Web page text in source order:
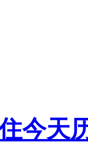
今天